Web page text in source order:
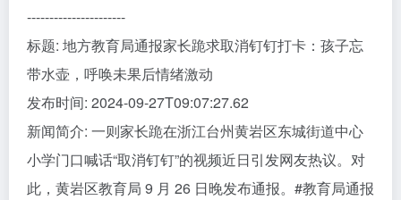
----------------------
标题: 地方教育局通报家长跪求取消钉钉打卡：孩子忘
带水壶，呼唤未果后情绪激动
发布时间: 2024-09-27T09:07:27.62
新闻简介: 一则家长跪在浙江台州黄岩区东城街道中心
小学门口喊话“取消钉钉”的视频近日引发网友热议。对
此，黄岩区教育局 9 月 26 日晚发布通报。#教育局通报